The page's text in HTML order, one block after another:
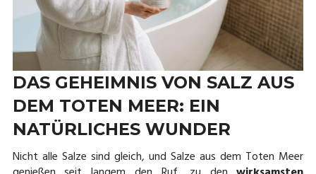
DAS GEHEIMNIS VON SALZ AUS
DEM TOTEN MEER: EIN
NATÜRLICHES WUNDER
Nicht alle Salze sind gleich, und Salze aus dem Toten Meer